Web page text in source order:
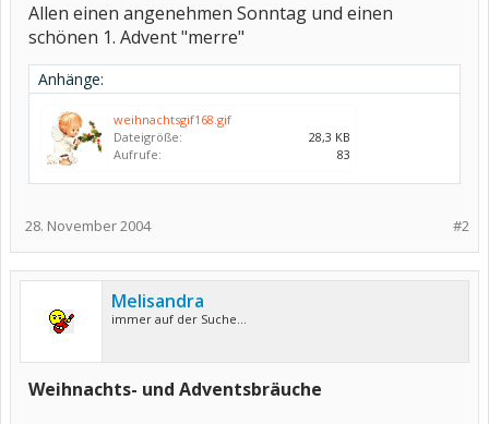
Allen einen angenehmen Sonntag und einen
schönen 1. Advent "merre"
Anhänge:
weihnachtsgif168.gif
Dateigröße:
28,3 KB
Aufrufe:
83
#2
28. November 2004
Melisandra
immer auf der Suche...
Weihnachts- und Adventsbräuche